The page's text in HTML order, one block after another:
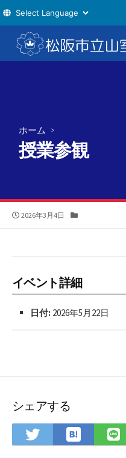
テ
ホーム >
授業参観
公
2026年3月4日
イベント詳細
日付: 2026年5月22日
シェアする
Twitter
で
は
て